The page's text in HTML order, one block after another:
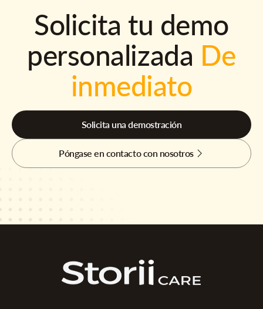
Solicita tu demo
personalizada De
inmediato
Solicita una demostración
Póngase en contacto con nosotros